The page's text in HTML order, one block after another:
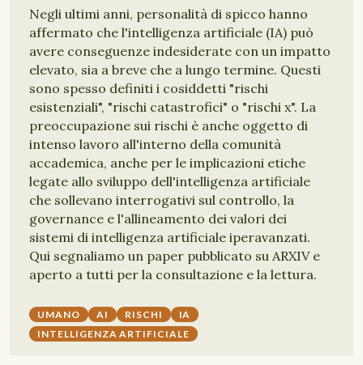
Negli ultimi anni, personalità di spicco hanno
affermato che l'intelligenza artificiale (IA) può
avere conseguenze indesiderate con un impatto
elevato, sia a breve che a lungo termine. Questi
sono spesso definiti i cosiddetti "rischi
esistenziali", "rischi catastrofici" o "rischi x". La
preoccupazione sui rischi è anche oggetto di
intenso lavoro all'interno della comunità
accademica, anche per le implicazioni etiche
legate allo sviluppo dell'intelligenza artificiale
che sollevano interrogativi sul controllo, la
governance e l'allineamento dei valori dei
sistemi di intelligenza artificiale iperavanzati.
Qui segnaliamo un paper pubblicato su ARXIV e
aperto a tutti per la consultazione e la lettura.
UMANO AI RISCHI
IA
INTELLIGENZA ARTIFICIALE